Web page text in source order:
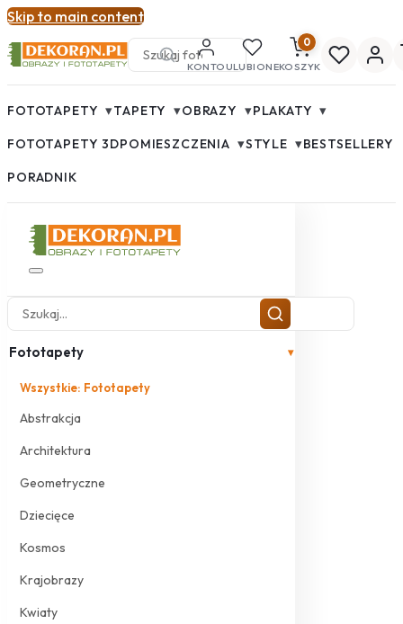
Skip to main content
KONTOULUBIONE
0
KOSZYK
FOTOTAPETY ▾TAPETY ▾OBRAZY ▾PLAKATY ▾
FOTOTAPETY 3DPOMIESZCZENIA ▾STYLE ▾BESTSELLERY
PORADNIK
Fototapety ▾
Wszystkie: Fototapety
Abstrakcja
Architektura
Geometryczne
Dziecięce
Kosmos
Krajobrazy
Kwiaty